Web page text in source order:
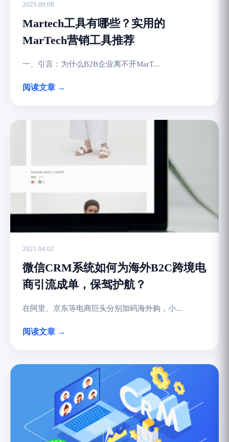
2025.09.08
Martech工具有哪些？实用的
MarTech营销工具推荐
一、引言：为什么B2B企业离不开MarT...
阅读文章 →
2021.04.02
微信CRM系统如何为海外B2C跨境电
商引流成单，保驾护航？
在阿里、京东等电商巨头分别加码海外购，小...
阅读文章 →